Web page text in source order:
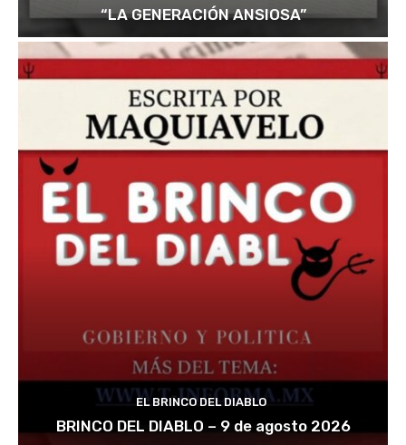
“LA GENERACIÓN ANSIOSA”
EL BRINCO DEL DIABLO
BRINCO DEL DIABLO – 9 de agosto 2026